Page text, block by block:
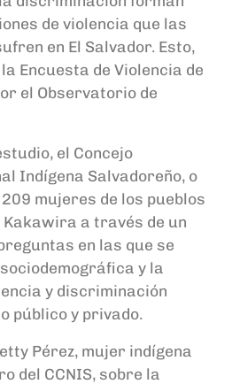
de violencia que las
en El Salvador. Esto,
Encuesta de Violencia de
el Observatorio de
el Concejo
Indígena Salvadoreño, o
mujeres de los pueblos
Kakawira a través de un
en las que se
y la
y discriminación
público y privado.
Pérez, mujer indígena
del CCNIS, sobre la